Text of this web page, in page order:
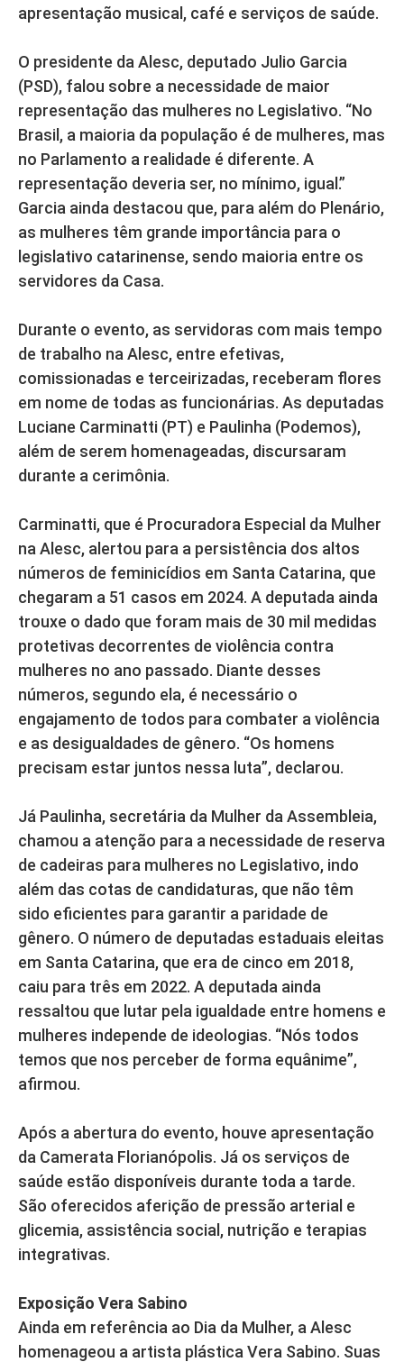
apresentação musical, café e serviços de saúde.
O presidente da Alesc, deputado Julio Garcia
(PSD), falou sobre a necessidade de maior
representação das mulheres no Legislativo. “No
Brasil, a maioria da população é de mulheres, mas
no Parlamento a realidade é diferente. A
representação deveria ser, no mínimo, igual.”
Garcia ainda destacou que, para além do Plenário,
as mulheres têm grande importância para o
legislativo catarinense, sendo maioria entre os
servidores da Casa.
Durante o evento, as servidoras com mais tempo
de trabalho na Alesc, entre efetivas,
comissionadas e terceirizadas, receberam flores
em nome de todas as funcionárias. As deputadas
Luciane Carminatti (PT) e Paulinha (Podemos),
além de serem homenageadas, discursaram
durante a cerimônia.
Carminatti, que é Procuradora Especial da Mulher
na Alesc, alertou para a persistência dos altos
números de feminicídios em Santa Catarina, que
chegaram a 51 casos em 2024. A deputada ainda
trouxe o dado que foram mais de 30 mil medidas
protetivas decorrentes de violência contra
mulheres no ano passado. Diante desses
números, segundo ela, é necessário o
engajamento de todos para combater a violência
e as desigualdades de gênero. “Os homens
precisam estar juntos nessa luta”, declarou.
Já Paulinha, secretária da Mulher da Assembleia,
chamou a atenção para a necessidade de reserva
de cadeiras para mulheres no Legislativo, indo
além das cotas de candidaturas, que não têm
sido eficientes para garantir a paridade de
gênero. O número de deputadas estaduais eleitas
em Santa Catarina, que era de cinco em 2018,
caiu para três em 2022. A deputada ainda
ressaltou que lutar pela igualdade entre homens e
mulheres independe de ideologias. “Nós todos
temos que nos perceber de forma equânime”,
afirmou.
Após a abertura do evento, houve apresentação
da Camerata Florianópolis. Já os serviços de
saúde estão disponíveis durante toda a tarde.
São oferecidos aferição de pressão arterial e
glicemia, assistência social, nutrição e terapias
integrativas.
Exposição Vera Sabino
Ainda em referência ao Dia da Mulher, a Alesc
homenageou a artista plástica Vera Sabino. Suas